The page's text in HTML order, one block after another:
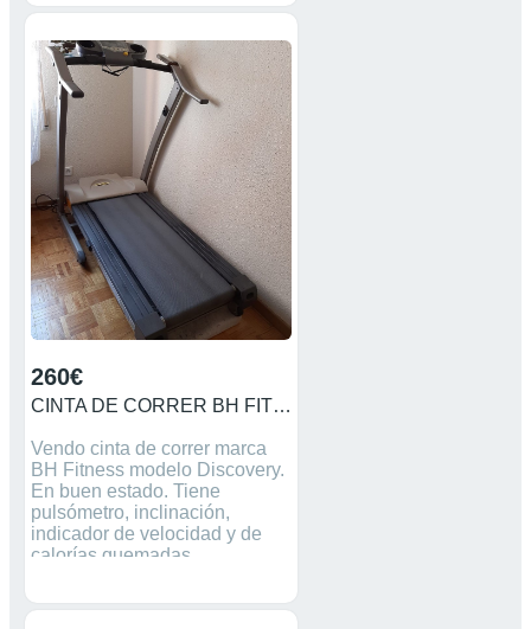
260€
CINTA DE CORRER BH FITNESS
Vendo cinta de correr marca
BH Fitness modelo Discovery.
En buen estado. Tiene
pulsómetro, inclinación,
indicador de velocidad y de
calorías quemadas.